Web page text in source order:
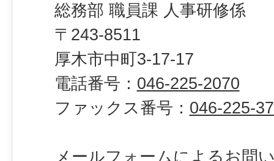
総務部 職員課 人事研修係
〒243-8511
厚木市中町3-17-17
電話番号： 046-225-2070
ファックス番号： 046-225-
メールフォームによるお問